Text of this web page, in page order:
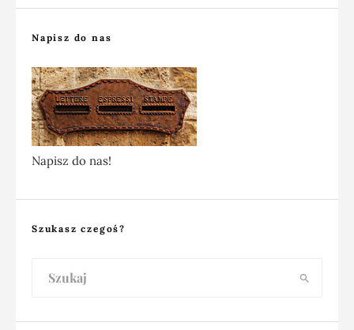
Napisz do nas
Napisz do nas!
Szukasz czegoś?